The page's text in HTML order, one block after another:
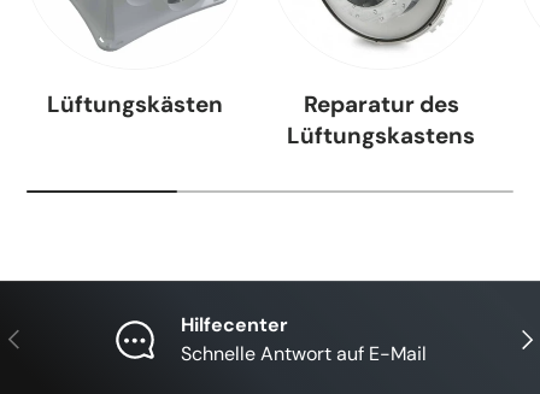
Lüftungskästen
Reparatur des
Lüftungskastens
Vorherige
Hilfecenter
Schnelle Antwort auf E-Mail